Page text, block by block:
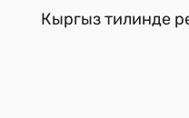
Кыргыз тилинде